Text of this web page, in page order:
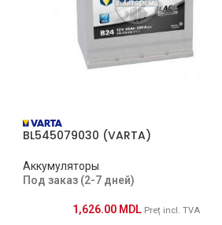
BL545079030 (VARTA)
Аккумуляторы
Под заказ (2-7 дней)
1,626.00 MDL Preț incl. TVA